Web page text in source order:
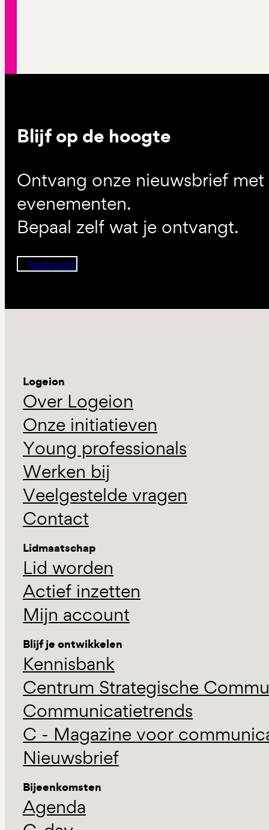
Blijf op de hoogte
Ontvang onze nieuwsbrief
evenementen.
Bepaal zelf wat je ontvangt.
Inschrijven
Logeion
Over Logeion
Onze initiatieven
Young professionals
Werken bij
Veelgestelde vragen
Contact
Lidmaatschap
Lid worden
Actief inzetten
Mijn account
Blijf je ontwikkelen
Kennisbank
Centrum Strategische
Communicatietrends
C - Magazine voor
Nieuwsbrief
Bijeenkomsten
Agenda